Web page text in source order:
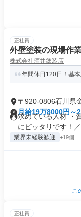
正社員
外壁塗装の現場作
株式会社酒井塗装店
年間休日120日！基
〒920-0806石川県
月給19万8000円～
求めている人材 ・
にピッタリです！／
業界未経験歓迎 +19個
こ
正社員